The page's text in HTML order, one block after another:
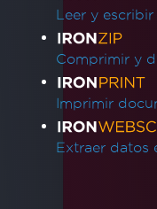
PDF se
navegador
El PDF
Leer y escribir
Comprimir y
Imprimir
Extraer datos